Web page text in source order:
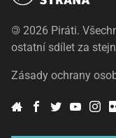
© 2026 Piráti.
ostatní sdílet za
Zásady ochrany